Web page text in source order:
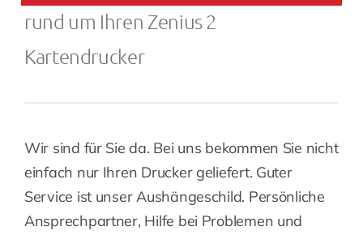
rund um Ihren Zenius 2
Kartendrucker
Wir sind für Sie da. Bei uns bekommen Sie nicht
einfach nur Ihren Drucker geliefert. Guter
Service ist unser Aushängeschild. Persönliche
Ansprechpartner, Hilfe bei Problemen und